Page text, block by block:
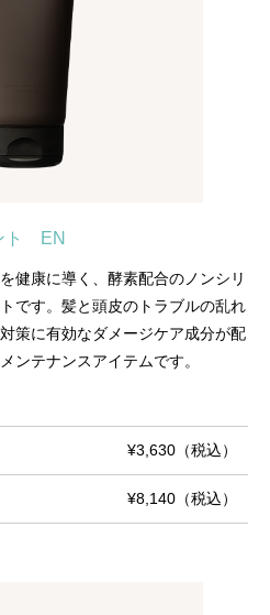
ト EN
健康に導く、酵素配合のノンシリ
です。髪と頭皮のトラブルの乱れ
策に有効なダメージケア成分が配
ンテナンスアイテムです。
¥3,630（税込）
¥8,140（税込）